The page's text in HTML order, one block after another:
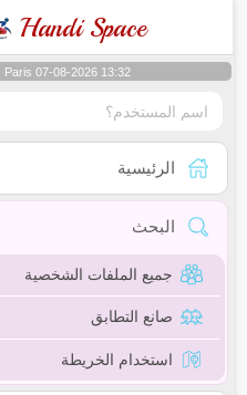
Handi Space
Paris 07-08-2026 13:32
الرئيسية
البحث
جميع الملفات الشخصية
صانع التطابق
استخدام الخريطة